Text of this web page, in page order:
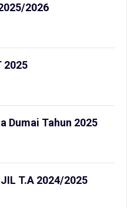
2026
2025
Dumai Tahun 2025
T.A 2024/2025